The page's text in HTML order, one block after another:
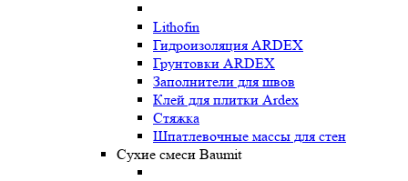
Lithofin
Гидроизоляция ARDEX
Грунтовки ARDEX
Заполнители для швов
Клей для плитки Ardex
Стяжка
Шпатлевочные массы для стен
Сухие смеси Baumit